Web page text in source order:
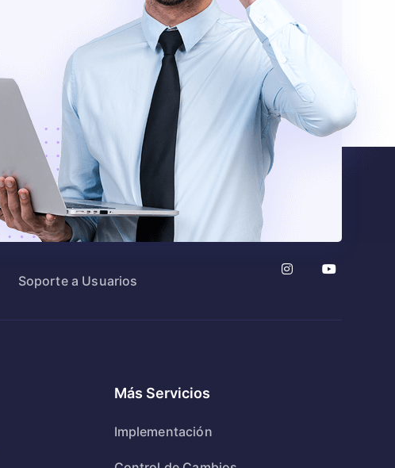
Soporte a Usuarios
Más Servicios
Implementación